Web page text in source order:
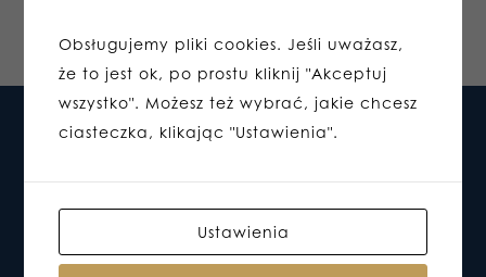
Obsługujemy pliki cookies. Jeśli uważasz,
że to jest ok, po prostu kliknij "Akceptuj
wszystko". Możesz też wybrać, jakie chcesz
ciasteczka, klikając "Ustawienia".
Ustawienia